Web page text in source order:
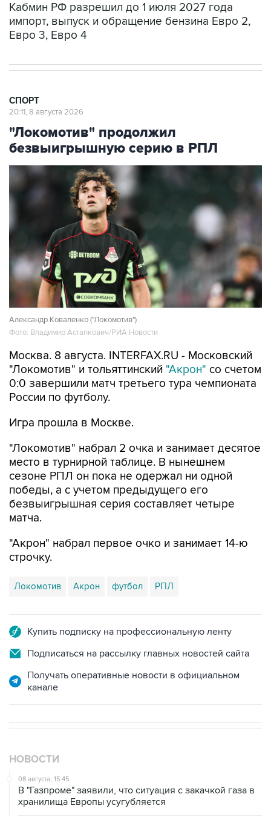
Кабмин РФ разрешил до 1 июля 2027 года
импорт, выпуск и обращение бензина Евро 2,
Евро 3, Евро 4
СПОРТ
20:11, 8 августа 2026
"Локомотив" продолжил
безвыигрышную серию в РПЛ
Александр Коваленко ("Локомотив")
Фото: Владимир Астапкович/РИА Новости
Москва. 8 августа. INTERFAX.RU - Московский
"Локомотив" и тольяттинский "Акрон" со счетом
0:0 завершили матч третьего тура чемпионата
России по футболу.
Игра прошла в Москве.
"Локомотив" набрал 2 очка и занимает десятое
место в турнирной таблице. В нынешнем
сезоне РПЛ он пока не одержал ни одной
победы, а с учетом предыдущего его
безвыигрышная серия составляет четыре
матча.
"Акрон" набрал первое очко и занимает 14-ю
строчку.
Локомотив Акрон футбол РПЛ
Купить подписку на профессиональную ленту
Подписаться на рассылку главных новостей сайта
Получать оперативные новости в официальном
канале
НОВОСТИ
08 августа, 15:45
В "Газпроме" заявили, что ситуация с закачкой газа в
хранилища Европы усугубляется